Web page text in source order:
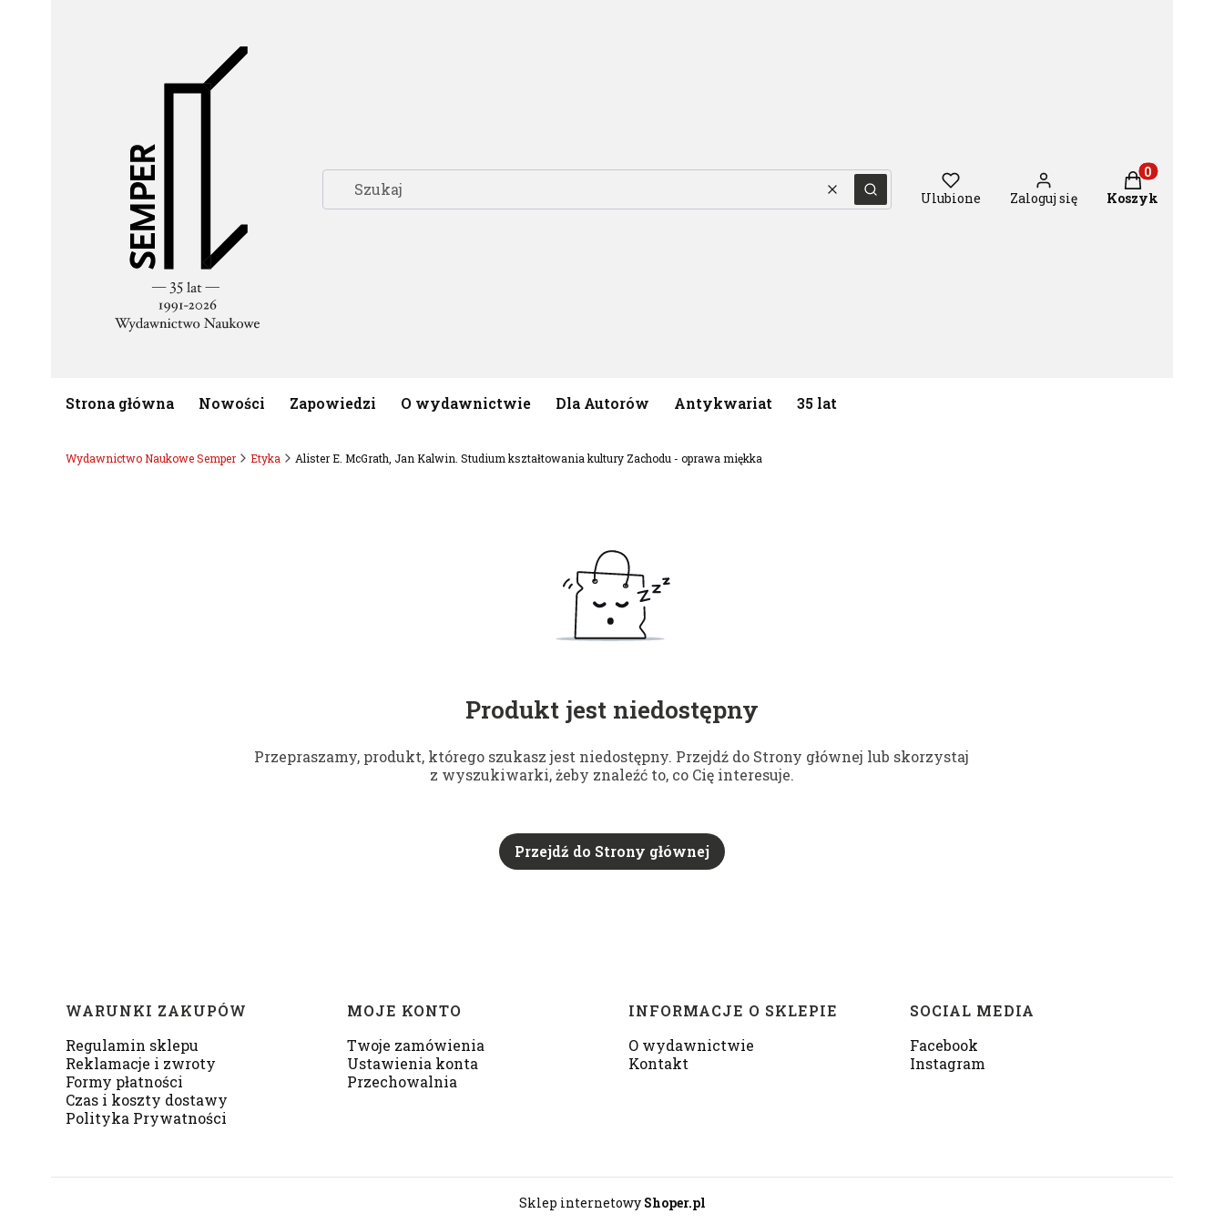
WyczyśćSzukaj Ulubione Zaloguj się
Produkty w
Koszyk
Strona główna Nowości Zapowiedzi O wydawnictwie Dla Autorów Antykwariat 35 lat
Wydawnictwo Naukowe Semper Etyka Alister E. McGrath, Jan Kalwin. Studium kształtowania kultury Zachodu - oprawa miękka
Produkt jest niedostępny
Przepraszamy, produkt, którego szukasz jest niedostępny. Przejdź do Strony głównej lub skorzystaj
z wyszukiwarki, żeby znaleźć to, co Cię interesuje.
Przejdź do Strony głównej
Linki w stopce
WARUNKI ZAKUPÓW
Regulamin sklepu
Reklamacje i zwroty
Formy płatności
Czas i koszty dostawy
Polityka Prywatności
MOJE KONTO
Twoje zamówienia
Ustawienia konta
Przechowalnia
INFORMACJE O SKLEPIE
O wydawnictwie
Kontakt
SOCIAL MEDIA
Facebook
Instagram
Sklep internetowy Shoper.pl